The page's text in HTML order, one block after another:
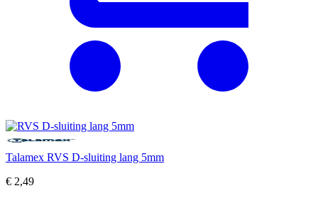
Talamex RVS D-sluiting lang 5mm
€ 2,49